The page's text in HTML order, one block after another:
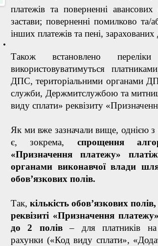
платежів та поверненні
застави; поверненні помилково та/
інших платежів та пені,
Також встановлено
використовуватимуться
ДПС, територіальними органами
служби, Держмитслужбою та
виду сплати» реквізиту
Як ми вже зазначали вище, однією з
є, зокрема, спрощення
«Призначення платежу»
органами виконавчої влади
обов’язкових полів.
Так, кількість обов’язкових
реквізиті «Призначення
до 2 полів– для платників на
рахунки («Код виду сплати»,